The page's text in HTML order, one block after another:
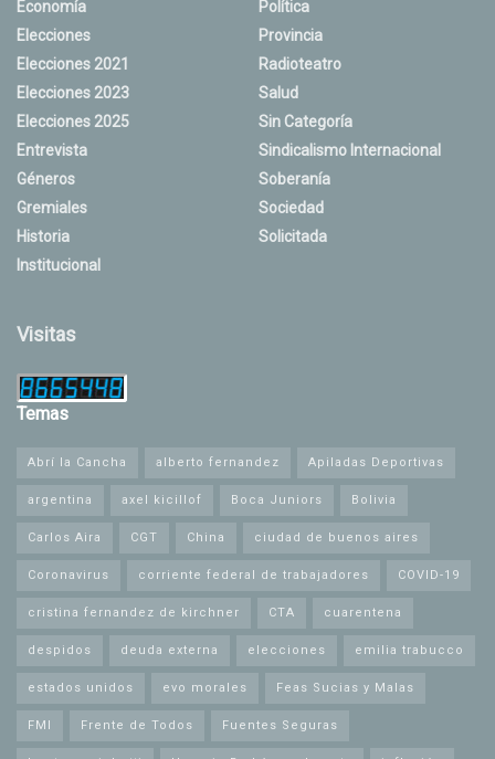
Economía
Elecciones
Elecciones 2021
Elecciones 2023
Elecciones 2025
Entrevista
Géneros
Gremiales
Historia
Institucional
Política
Provincia
Radioteatro
Salud
Sin Categoría
Sindicalismo Internacional
Soberanía
Sociedad
Solicitada
Visitas
Temas
Abrí la Cancha alberto fernandez Apiladas Deportivas
argentina axel kicillof Boca Juniors Bolivia
Carlos Aira CGT China ciudad de buenos aires
Coronavirus corriente federal de trabajadores COVID-19
cristina fernandez de kirchner CTA cuarentena
despidos deuda externa elecciones emilia trabucco
estados unidos evo morales Feas Sucias y Malas
FMI Frente de Todos Fuentes Seguras